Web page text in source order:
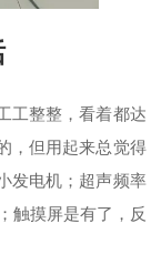
工整整，看着都达
，但用起来总觉得
发电机；超声频率
触摸屏是有了，反